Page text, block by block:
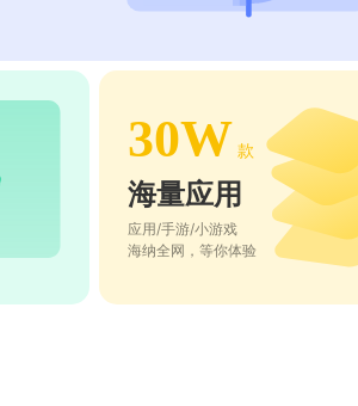
30W 款
海量应用
应用/手游/小游戏
海纳全网，等你体验